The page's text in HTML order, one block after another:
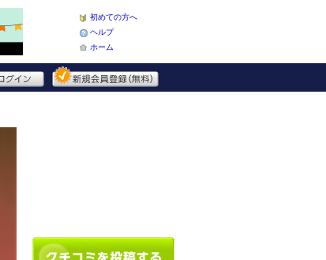
初めての方へ
ヘルプ
ホーム